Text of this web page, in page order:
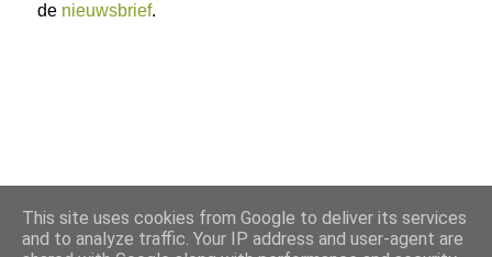
de nieuwsbrief.
This site uses cookies from Google to deliver its services
and to analyze traffic. Your IP address and user-agent are